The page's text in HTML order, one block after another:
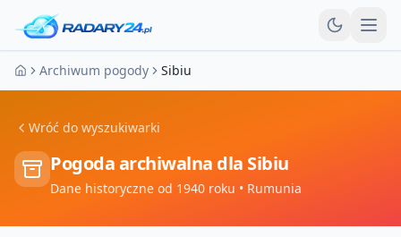
Strona główna
Archiwum pogody Sibiu
Wróć do wyszukiwarki
Pogoda archiwalna dla Sibiu
Dane historyczne od 1940 roku • Rumunia